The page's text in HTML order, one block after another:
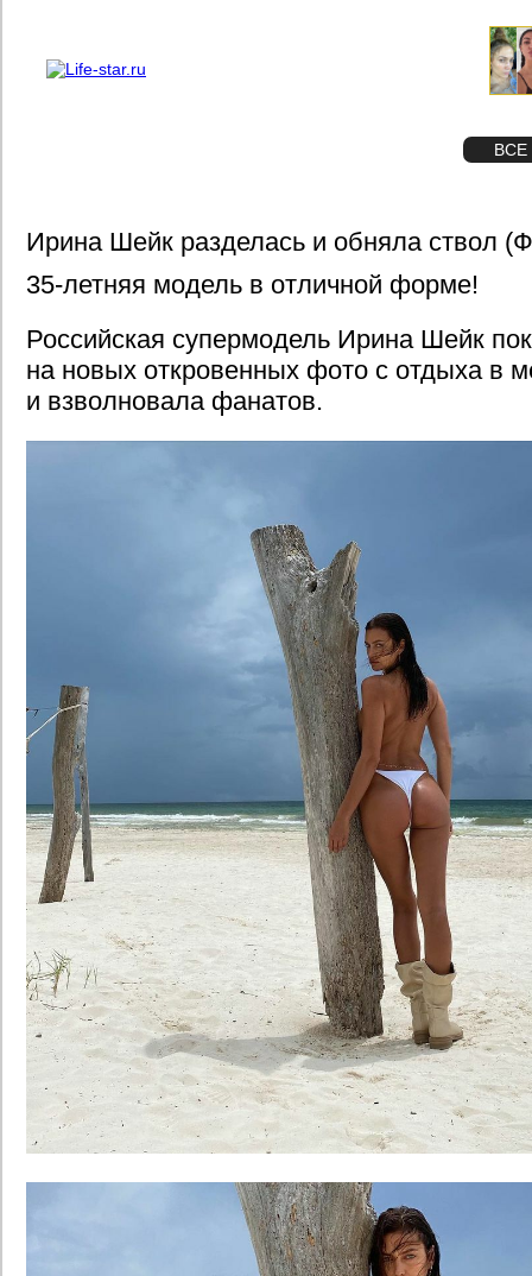
ВСЕ
Ирина Шейк разделась и обняла ствол
35-летняя модель в отличной форме!
Российская супермодель Ирина Шейк
на новых откровенных фото с отдыха в
и взволновала фанатов.